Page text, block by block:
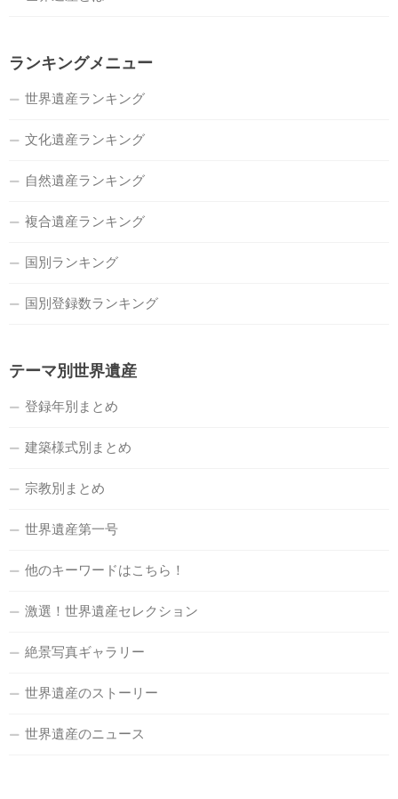
ランキングメニュー
世界遺産ランキング
文化遺産ランキング
自然遺産ランキング
複合遺産ランキング
国別ランキング
国別登録数ランキング
テーマ別世界遺産
登録年別まとめ
建築様式別まとめ
宗教別まとめ
世界遺産第一号
他のキーワードはこちら！
激選！世界遺産セレクション
絶景写真ギャラリー
世界遺産のストーリー
世界遺産のニュース